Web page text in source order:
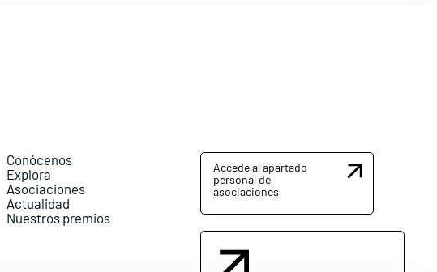
Conócenos
Explora
Asociaciones
Actualidad
Nuestros premios
Accede al apartado
personal de
asociaciones